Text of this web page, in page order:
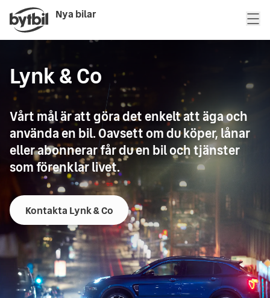
Nya bilar
Lynk & Co
Vårt mål är att göra det enkelt att äga och
använda en bil. Oavsett om du köper, lånar
eller abonnerar får du en bil och tjänster
som förenklar livet.
Kontakta Lynk & Co